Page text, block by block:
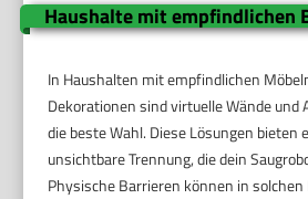
Haushalte mit empfindlichen
In Haushalten mit empfindlichen
Dekorationen sind virtuelle Wände und
die beste Wahl. Diese Lösungen bieten
unsichtbare Trennung, die dein
Physische Barrieren können in solchen